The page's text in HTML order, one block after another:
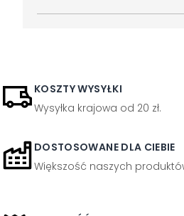
KOSZTY WYSYŁKI
Wysyłka krajowa od 20 zł.
DOSTOSOWANE DLA CIEBIE
Większość naszych